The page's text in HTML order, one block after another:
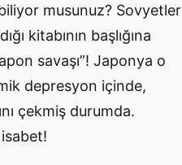
musunuz? Sovyetler
kitabının başlığına
savaşı”! Japonya o
depresyon içinde,
çekmiş durumda.